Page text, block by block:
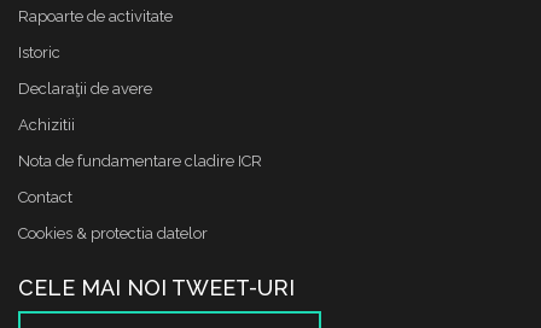
Rapoarte de activitate
Istoric
Declaraţii de avere
Achizitii
Nota de fundamentare cladire ICR
Contact
Cookies & protectia datelor
CELE MAI NOI TWEET-URI